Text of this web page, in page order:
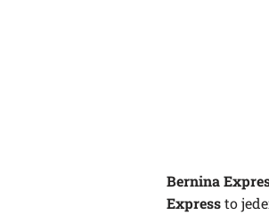
Bernina
Expressto